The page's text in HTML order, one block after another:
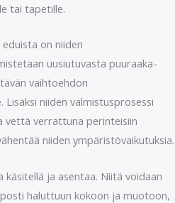
tai tapetille.
on niiden
uusiutuvasta puuraaka-
vaihtoehdon
niiden valmistusprosessi
vettä verrattuna perinteisiin
niiden ympäristövaikutuksia.
ja asentaa. Niitä voidaan
haluttuun kokoon ja muotoon,